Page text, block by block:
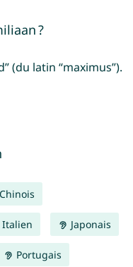
?
(du latin “maximus”).
Chinois
Italien Japonais
Portugais